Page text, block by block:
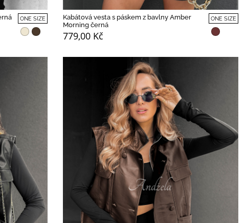
ONE SIZE
Kabátová vesta s páskem z bavlny Amber
Morning černá
779,00 Kč
ONE SIZE